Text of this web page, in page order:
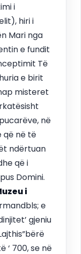
i
hiri i
Mari nga
e fundit
Të
e birit
misteret
në
që në të
ndërtuan
që i
Domini.
i
e
gjeniu
‘ 700, se në